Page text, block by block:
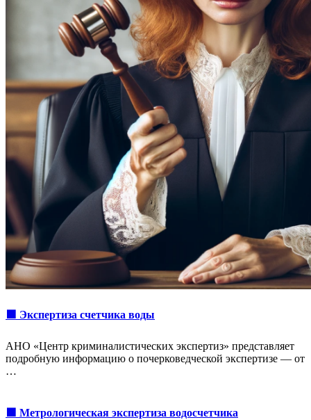
🟩 Экспертиза счетчика воды
АНО «Центр криминалистических экспертиз» представляет
подробную информацию о почерковедческой экспертизе — от
…
🟩 Метрологическая экспертиза водосчетчика